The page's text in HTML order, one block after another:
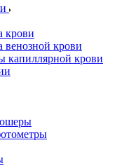
крови
венозной крови
капиллярной крови